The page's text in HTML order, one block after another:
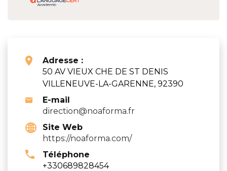
Adresse :
50 AV VIEUX CHE DE ST DENIS
VILLENEUVE-LA-GARENNE, 92390
E-mail
direction@noaforma.fr
Site Web
https://noaforma.com/
Téléphone
+330689828454